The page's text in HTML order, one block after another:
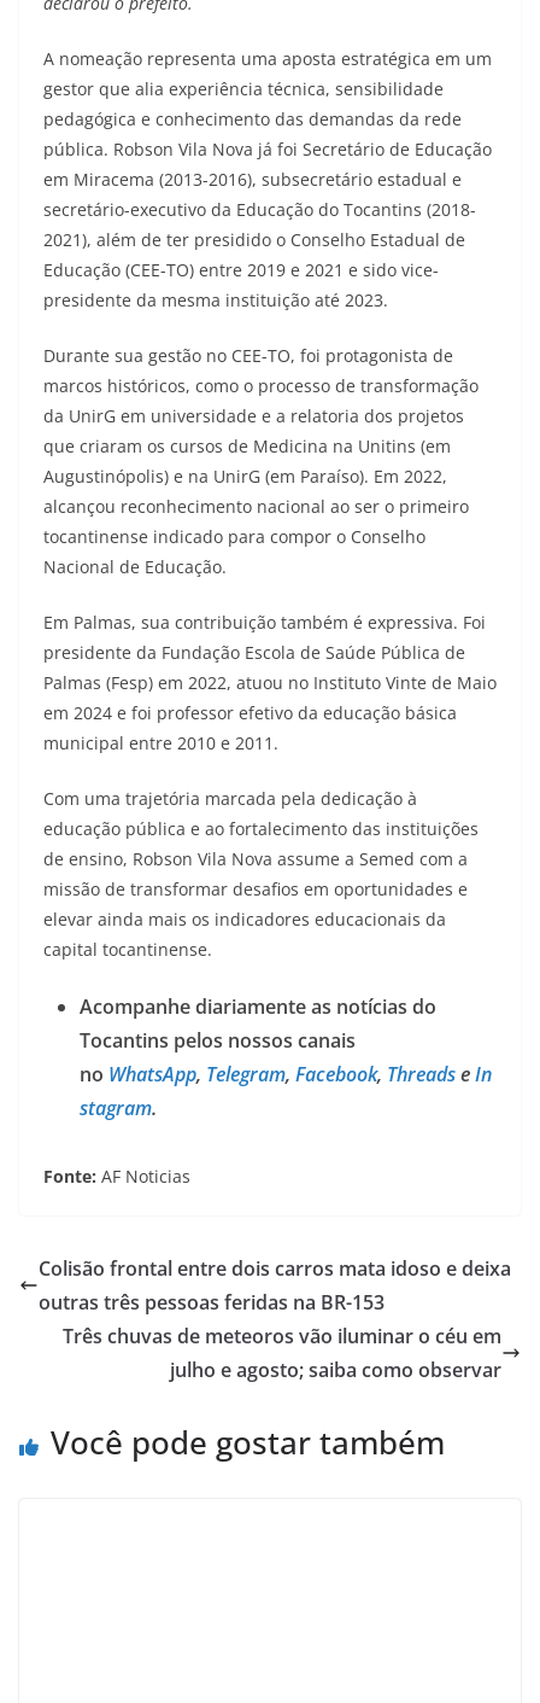
A nomeação representa uma aposta estratégica em um
gestor que alia experiência técnica, sensibilidade
pedagógica e conhecimento das demandas da rede
pública. Robson Vila Nova já foi Secretário de Educação
em Miracema (2013-2016), subsecretário estadual e
secretário-executivo da Educação do Tocantins (2018-
2021), além de ter presidido o Conselho Estadual de
Educação (CEE-TO) entre 2019 e 2021 e sido vice-
presidente da mesma instituição até 2023.
Durante sua gestão no CEE-TO, foi protagonista de
marcos históricos, como o processo de transformação
da UnirG em universidade e a relatoria dos projetos
que criaram os cursos de Medicina na Unitins (em
Augustinópolis) e na UnirG (em Paraíso). Em 2022,
alcançou reconhecimento nacional ao ser o primeiro
tocantinense indicado para compor o Conselho
Nacional de Educação.
Em Palmas, sua contribuição também é expressiva. Foi
presidente da Fundação Escola de Saúde Pública de
Palmas (Fesp) em 2022, atuou no Instituto Vinte de Maio
em 2024 e foi professor efetivo da educação básica
municipal entre 2010 e 2011.
Com uma trajetória marcada pela dedicação à
educação pública e ao fortalecimento das instituições
de ensino, Robson Vila Nova assume a Semed com a
missão de transformar desafios em oportunidades e
elevar ainda mais os indicadores educacionais da
capital tocantinense.
Acompanhe diariamente as notícias do
Tocantins pelos nossos canais
no WhatsApp, Telegram, Facebook, ThreadseIn
stagram.
Fonte: AF Noticias
Colisão frontal entre dois carros mata idoso e deixa
outras três pessoas feridas na BR-153
Três chuvas de meteoros vão iluminar o céu em
julho e agosto; saiba como observar
Você pode gostar também